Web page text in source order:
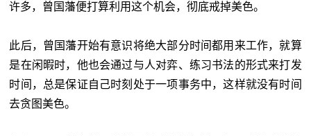
许多，曾国藩便打算利用这个机会，彻底戒掉美色。
此后，曾国藩开始有意识将绝大部分时间都用来工作，就算
是在闲暇时，他也会通过与人对弈、练习书法的形式来打发
时间，总是保证自己时刻处于一项事务中，这样就没有时间
去贪图美色。